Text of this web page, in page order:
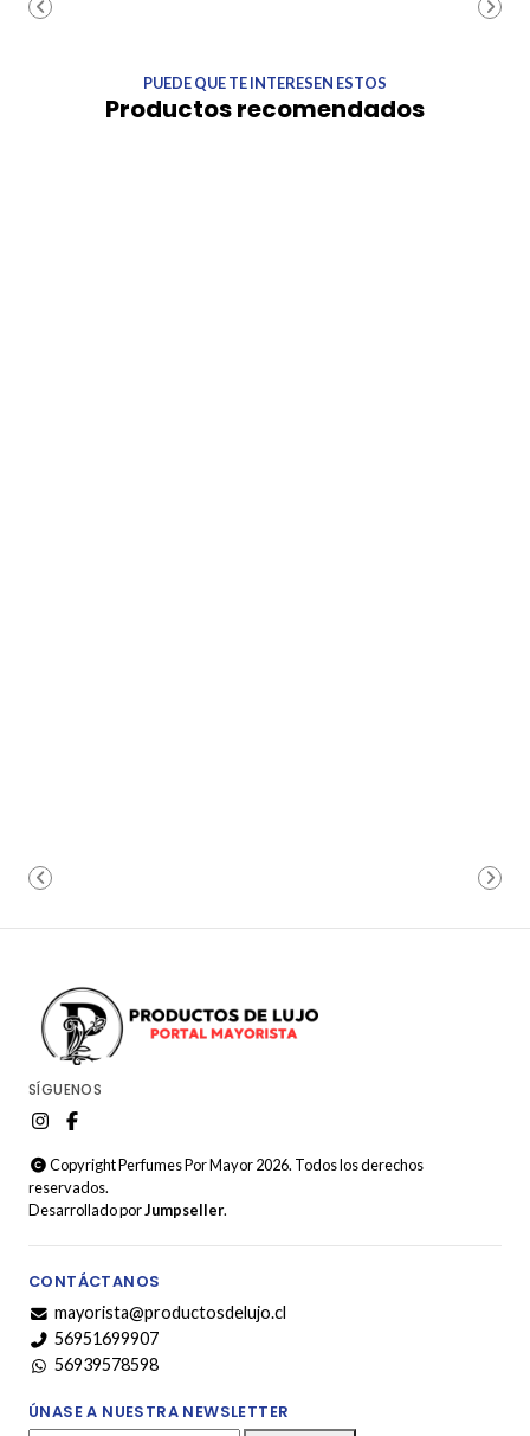
PUEDE QUE TE INTERESEN ESTOS
Productos recomendados
SÍGUENOS
Copyright Perfumes Por Mayor 2026. Todos los derechos
reservados.
Desarrollado porJumpseller.
CONTÁCTANOS
mayorista@productosdelujo.cl
56951699907
56939578598
ÚNASE A NUESTRA NEWSLETTER